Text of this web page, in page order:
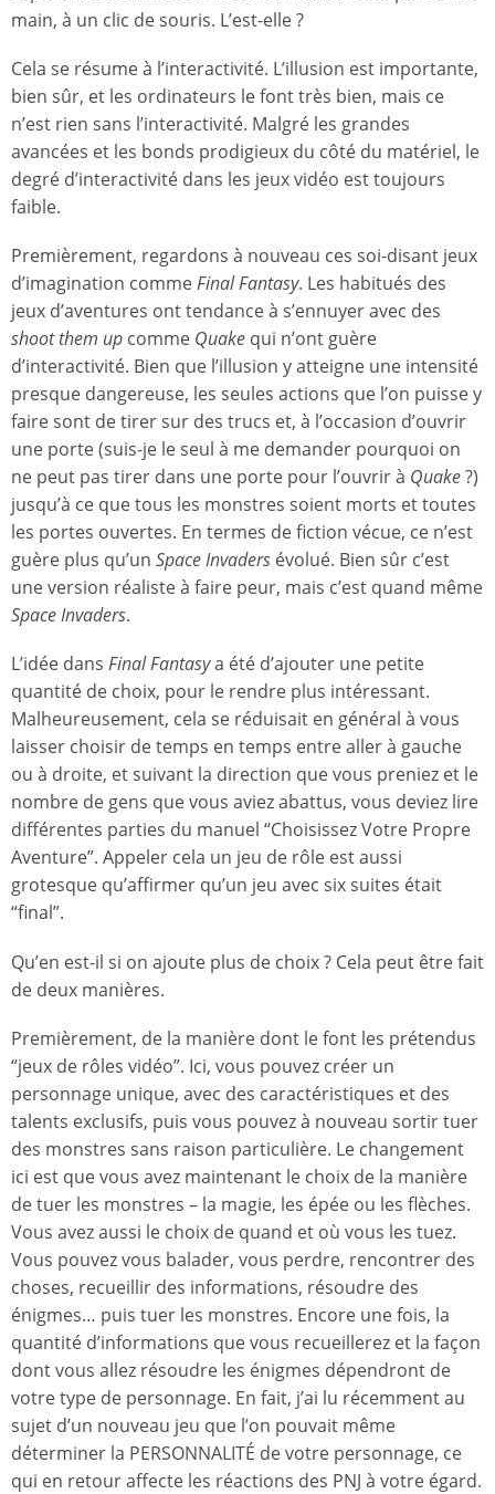
main, à un clic de souris. L’est-elle ?
Cela se résume à l’interactivité. L’illusion est importante,
bien sûr, et les ordinateurs le font très bien, mais ce
n’est rien sans l’interactivité. Malgré les grandes
avancées et les bonds prodigieux du côté du matériel, le
degré d’interactivité dans les jeux vidéo est toujours
faible.
Premièrement, regardons à nouveau ces soi-disant jeux
d’imagination commeFinal Fantasy. Les habitués des
jeux d’aventures ont tendance à s’ennuyer avec des
shoot them up comme Quake qui n’ont guère
d’interactivité. Bien que l’illusion y atteigne une intensité
presque dangereuse, les seules actions que l’on puisse y
faire sont de tirer sur des trucs et, à l’occasion d’ouvrir
une porte (suis-je le seul à me demander pourquoi on
ne peut pas tirer dans une porte pour l’ouvrir à Quake?)
jusqu’à ce que tous les monstres soient morts et toutes
les portes ouvertes. En termes de fiction vécue, ce n’est
guère plus qu’un Space Invaders évolué. Bien sûr c’est
une version réaliste à faire peur, mais c’est quand même
Space Invaders.
L’idée dans Final Fantasya été d’ajouter une petite
quantité de choix, pour le rendre plus intéressant.
Malheureusement, cela se réduisait en général à vous
laisser choisir de temps en temps entre aller à gauche
ou à droite, et suivant la direction que vous preniez et le
nombre de gens que vous aviez abattus, vous deviez lire
différentes parties du manuel “Choisissez Votre Propre
Aventure”. Appeler cela un jeu de rôle est aussi
grotesque qu’affirmer qu’un jeu avec six suites était
“final”.
Qu’en est-il si on ajoute plus de choix ? Cela peut être fait
de deux manières.
Premièrement, de la manière dont le font les prétendus
“jeux de rôles vidéo”. Ici, vous pouvez créer un
personnage unique, avec des caractéristiques et des
talents exclusifs, puis vous pouvez à nouveau sortir tuer
des monstres sans raison particulière. Le changement
ici est que vous avez maintenant le choix de la manière
de tuer les monstres – la magie, les épée ou les flèches.
Vous avez aussi le choix de quand et où vous les tuez.
Vous pouvez vous balader, vous perdre, rencontrer des
choses, recueillir des informations, résoudre des
énigmes… puis tuer les monstres. Encore une fois, la
quantité d’informations que vous recueillerez et la façon
dont vous allez résoudre les énigmes dépendront de
votre type de personnage. En fait, j’ai lu récemment au
sujet d’un nouveau jeu que l’on pouvait même
déterminer la PERSONNALITÉ de votre personnage, ce
qui en retour affecte les réactions des PNJ à votre égard.